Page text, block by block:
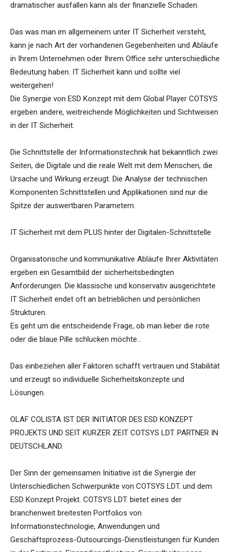
dramatischer ausfallen kann als der finanzielle Schaden.
Das was man im allgemeinem unter IT Sicherheit versteht,
kann je nach Art der vorhandenen Gegebenheiten und Abläufe
in Ihrem Unternehmen oder Ihrem Office sehr unterschiedliche
Bedeutung haben. IT Sicherheit kann und sollte viel
weitergehen!
Die Synergie von ESD Konzept mit dem Global Player COTSYS
ergeben andere, weitreichende Möglichkeiten und Sichtweisen
in der IT Sicherheit.
Die Schnittstelle der Informationstechnik hat bekanntlich zwei
Seiten, die Digitale und die reale Welt mit dem Menschen, die
Ursache und Wirkung erzeugt. Die Analyse der technischen
Komponenten Schnittstellen und Applikationen sind nur die
Spitze der auswertbaren Parametern.
IT Sicherheit mit dem PLUS hinter der Digitalen-Schnittstelle
Organisatorische und kommunikative Abläufe Ihrer Aktivitäten
ergeben ein Gesamtbild der sicherheitsbedingten
Anforderungen. Die klassische und konservativ ausgerichtete
IT Sicherheit endet oft an betrieblichen und persönlichen
Strukturen.
Es geht um die entscheidende Frage, ob man lieber die rote
oder die blaue Pille schlucken möchte…
Das einbeziehen aller Faktoren schafft vertrauen und Stabilität
und erzeugt so individuelle Sicherheitskonzepte und
Lösungen.
OLAF COLISTA IST DER INITIATOR DES ESD KONZEPT
PROJEKTS UND SEIT KURZER ZEIT COTSYS LDT. PARTNER IN
DEUTSCHLAND.
Der Sinn der gemeinsamen Initiative ist die Synergie der
Unterschiedlichen Schwerpunkte von COTSYS LDT. und dem
ESD Konzept Projekt. COTSYS LDT. bietet eines der
branchenweit breitesten Portfolios von
Informationstechnologie, Anwendungen und
Geschäftsprozess-Outsourcings-Dienstleistungen für Kunden